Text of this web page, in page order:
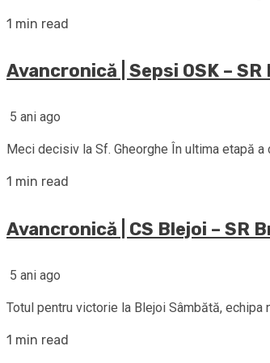
1 min read
Avancronică | Sepsi OSK –
5 ani ago
Meci decisiv la Sf. Gheorghe În ultima etapă
1 min read
Avancronică | CS Blejoi – SR
5 ani ago
Totul pentru victorie la Blejoi Sâmbătă, echipa
1 min read